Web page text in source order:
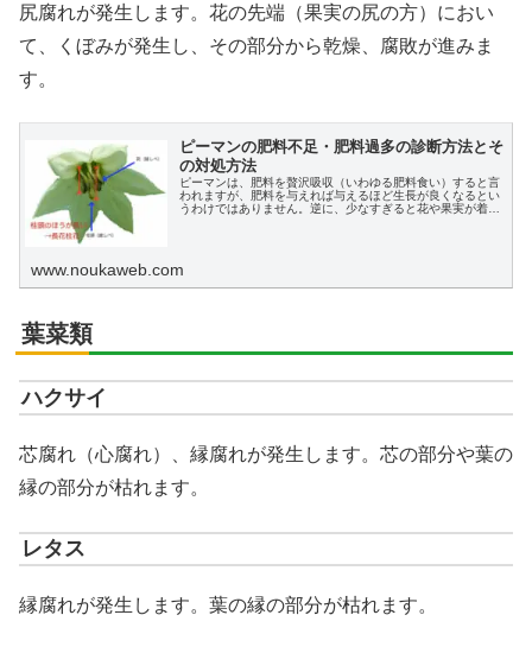
尻腐れが発生します。花の先端（果実の尻の方）におい
て、くぼみが発生し、その部分から乾燥、腐敗が進みま
す。
ピーマンの肥料不足・肥料過多の診断方法とそ
の対処方法
ピーマンは、肥料を贅沢吸収（いわゆる肥料食い）すると言
われますが、肥料を与えれば与えるほど生長が良くなるとい
うわけではありません。逆に、少なすぎると花や果実が着か
www.noukaweb.com
葉菜類
ハクサイ
芯腐れ（心腐れ）、縁腐れが発生します。芯の部分や葉の
縁の部分が枯れます。
レタス
縁腐れが発生します。葉の縁の部分が枯れます。